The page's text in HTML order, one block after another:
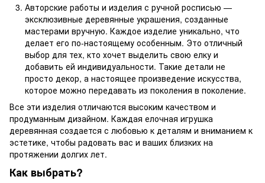
Авторские работы и изделия с ручной росписью —
эксклюзивные деревянные украшения, созданные
мастерами вручную. Каждое изделие уникально, что
делает его по-настоящему особенным. Это отличный
выбор для тех, кто хочет выделить свою елку и
добавить ей индивидуальности. Такие детали не
просто декор, а настоящее произведение искусства,
которое можно передавать из поколения в поколение.
Все эти изделия отличаются высоким качеством и
продуманным дизайном. Каждая елочная игрушка
деревянная создается с любовью к деталям и вниманием к
эстетике, чтобы радовать вас и ваших близких на
протяжении долгих лет.
Как выбрать?